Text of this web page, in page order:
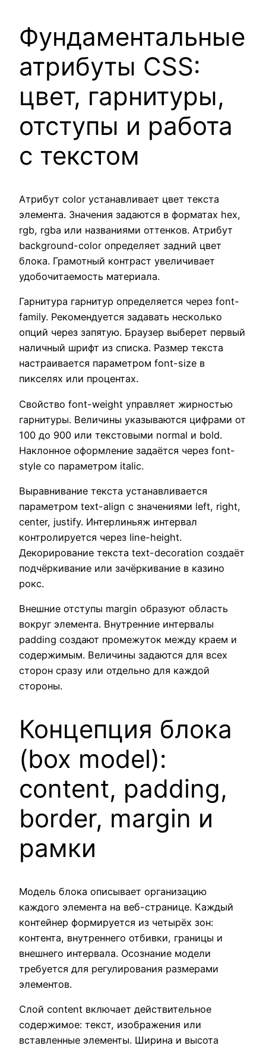
Фундаментальные
атрибуты CSS:
цвет, гарнитуры,
отступы и работа
с текстом
Атрибут color устанавливает цвет текста
элемента. Значения задаются в форматах hex,
rgb, rgba или названиями оттенков. Атрибут
background-color определяет задний цвет
блока. Грамотный контраст увеличивает
удобочитаемость материала.
Гарнитура гарнитур определяется через font-
family. Рекомендуется задавать несколько
опций через запятую. Браузер выберет первый
наличный шрифт из списка. Размер текста
настраивается параметром font-size в
пикселях или процентах.
Свойство font-weight управляет жирностью
гарнитуры. Величины указываются цифрами от
100 до 900 или текстовыми normal и bold.
Наклонное оформление задаётся через font-
style со параметром italic.
Выравнивание текста устанавливается
параметром text-align с значениями left, right,
center, justify. Интерлиньяж интервал
контролируется через line-height.
Декорирование текста text-decoration создаёт
подчёркивание или зачёркивание в казино
рокс.
Внешние отступы margin образуют область
вокруг элемента. Внутренние интервалы
padding создают промежуток между краем и
содержимым. Величины задаются для всех
сторон сразу или отдельно для каждой
стороны.
Концепция блока
(box model):
content, padding,
border, margin и
рамки
Модель блока описывает организацию
каждого элемента на веб-странице. Каждый
контейнер формируется из четырёх зон:
контента, внутреннего отбивки, границы и
внешнего интервала. Осознание модели
требуется для регулирования размерами
элементов.
Слой content включает действительное
содержимое: текст, изображения или
вставленные элементы. Ширина и высота